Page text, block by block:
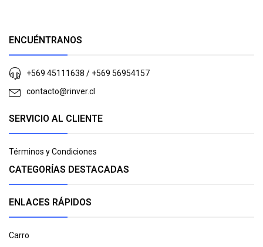
ENCUÉNTRANOS
+569 45111638 / +569 56954157
contacto@rinver.cl
SERVICIO AL CLIENTE
Términos y Condiciones
CATEGORÍAS DESTACADAS
ENLACES RÁPIDOS
Carro